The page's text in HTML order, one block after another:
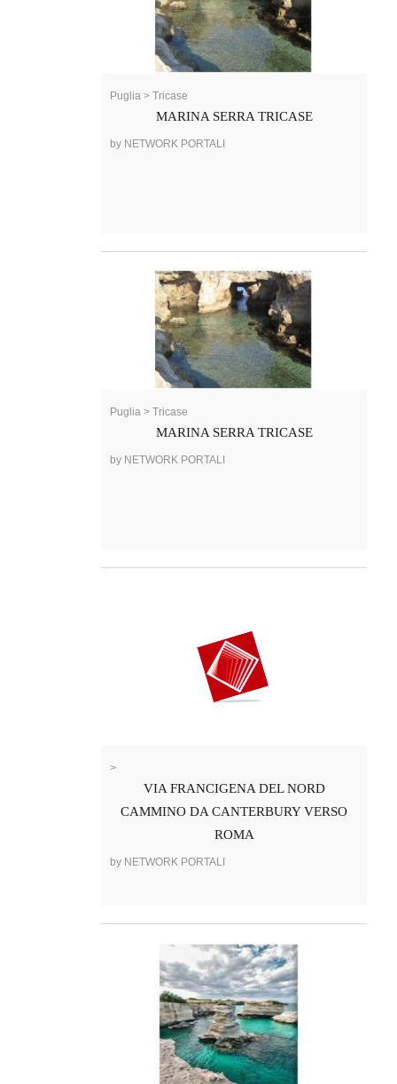
Puglia > Tricase
MARINA SERRA TRICASE
by NETWORK PORTALI
Puglia > Tricase
MARINA SERRA TRICASE
by NETWORK PORTALI
>
VIA FRANCIGENA DEL NORD
CAMMINO DA CANTERBURY VERSO
ROMA
by NETWORK PORTALI